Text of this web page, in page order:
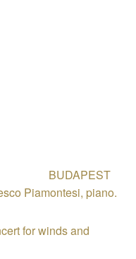
BUDAPEST
Piamontesi, piano.
for winds and